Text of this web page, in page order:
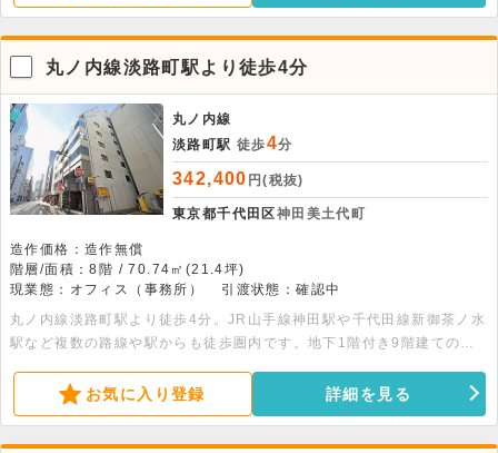
丸ノ内線淡路町駅より徒歩4分
丸ノ内線
淡路町駅 徒歩4分
342,400 円(税抜)
東京都千代田区神田美土代町
造作価格：造作無償
階層/面積：8階 / 70.74㎡(21.4坪)
現業態：オフィス（事務所）
引渡状態：確認中
丸ノ内線淡路町駅より徒歩4分。JR山手線神田駅や千代田線新御茶ノ水
駅など複数の路線や駅からも徒歩圏内です。地下1階付き9階建ての建
女別トイレ・機械警備完備です。
お気に入り登録 詳細を見る